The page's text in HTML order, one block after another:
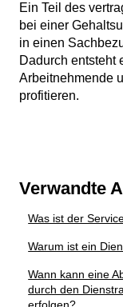
Ein Teil des
bei einer
in einen
Dadurch entsteht
Arbeitnehmende
profitieren.
Verwandte
Was ist der
Warum ist ein
Wann kann eine
durch den